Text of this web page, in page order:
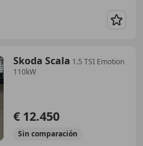
Skoda Scala 1.5 TSI Emotion
110kW
€ 12.450
Sin comparación